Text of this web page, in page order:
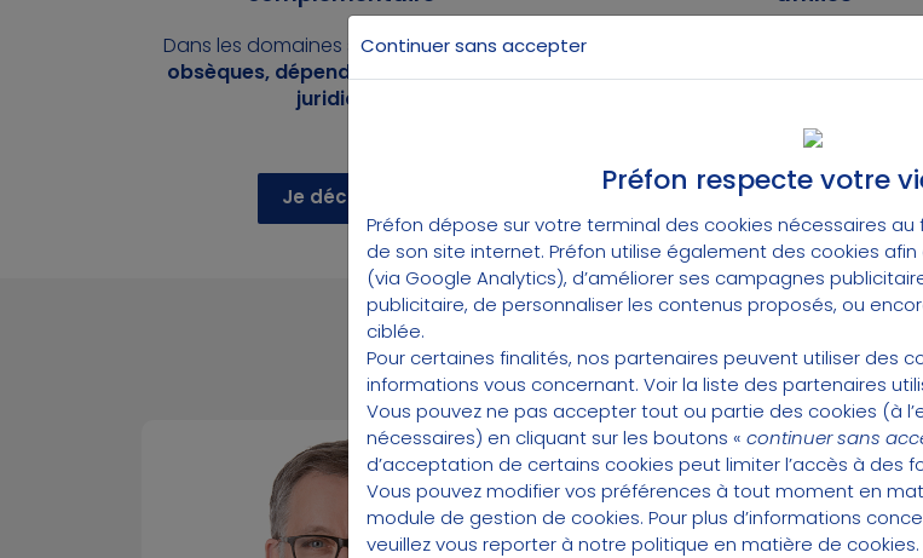
Dans les domaines suivants :retraite,
obsèques, dépendance, protection
juridique
Je découvre
affiliésauprès des pouvoirs
Je découvre
Notre
Au sein de l’association, les
d’administration, le Bureau et leur
opérationnel, une Direction
développement de l’association.
Continuer sans accepter
Préfon respecte votre
Préfon dépose sur votre terminal des cookies nécessaires
de son site internet. Préfon utilise également des cookies
(via Google Analytics), d’améliorer ses campagnes
publicitaire, de personnaliser les contenus proposés, ou
ciblée.
Pour certaines finalités, nos partenaires peuvent utiliser des
informations vous concernant. Voir la liste des partenaires
Vous pouvez ne pas accepter tout ou partie des cookies (à
nécessaires) en cliquant sur les boutons « continuer sans
d’acceptation de certains cookies peut limiter l’accès à des
Vous pouvez modifier vos préférences à tout moment en
module de gestion de cookies. Pour plus d’informations
veuillez vous reporter à notre politique en matière de cookies.